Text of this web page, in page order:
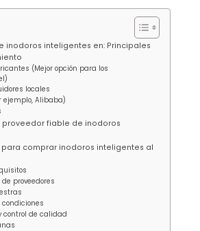
inodoros inteligentes en: Principales
(Mejor opción para los
locales
ejemplo, Alibaba)
proveedor fiable de inodoros
comprar inodoros inteligentes al
de proveedores
condiciones
control de calidad